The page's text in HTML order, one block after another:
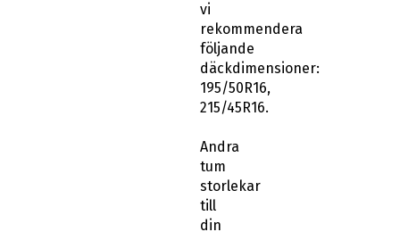
vi
rekommendera
följande
däckdimensioner:
195/50R16,
215/45R16.
Andra
tum
storlekar
till
din